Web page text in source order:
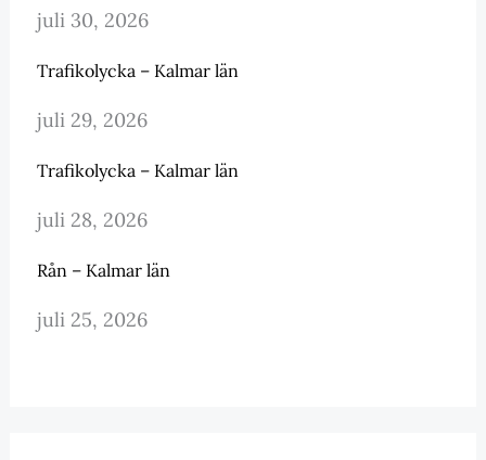
juli 30, 2026
Trafikolycka – Kalmar län
juli 29, 2026
Trafikolycka – Kalmar län
juli 28, 2026
Rån – Kalmar län
juli 25, 2026